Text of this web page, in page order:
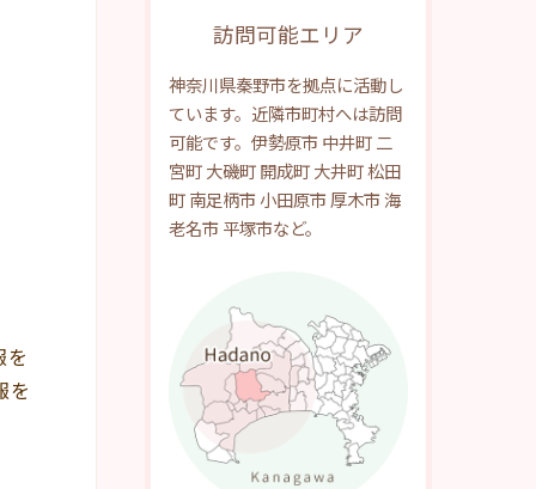
を
を
訪問可能エリア
神奈川県秦野市を拠点に活動し
ています。近隣市町村へは訪問
可能です。伊勢原市 中井町 二
宮町 大磯町 開成町 大井町 松田
町 南足柄市 小田原市 厚木市 海
老名市 平塚市など。